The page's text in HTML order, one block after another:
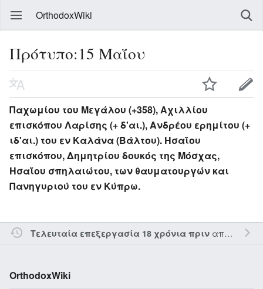
OrthodoxWiki
Πρότυπο:15 Μαΐου
Παχωμίου του Μεγάλου (+358), Αχιλλίου
επισκόπου Λαρίσης (+ δ'αι.), Ανδρέου ερημίτου (+
ιδ'αι.) του εν Καλάνα (Βάλτου). Ησαΐου
επισκόπου, Δημητρίου δουκός της Μόσχας,
Ησαΐου σπηλαιώτου, των θαυματουργών και
Πανηγυριού του εν Κύπρω.
Τελευταία επεξεργασία 18 χρόνια πριναπό τον την
OrthodoxWiki